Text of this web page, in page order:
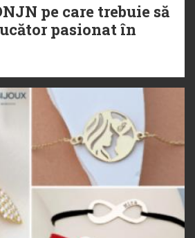
pe care trebuie să
pasionat în